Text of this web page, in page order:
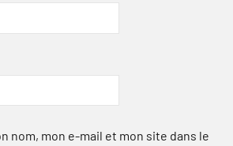
nom, mon e-mail et mon site dans le